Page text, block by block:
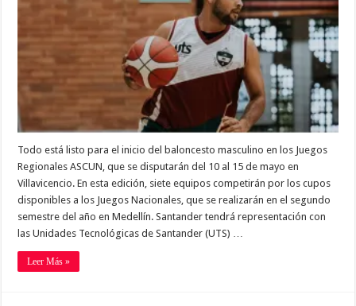
Todo está listo para el inicio del baloncesto masculino en los Juegos
Regionales ASCUN, que se disputarán del 10 al 15 de mayo en
Villavicencio. En esta edición, siete equipos competirán por los cupos
disponibles a los Juegos Nacionales, que se realizarán en el segundo
semestre del año en Medellín. Santander tendrá representación con
las Unidades Tecnológicas de Santander (UTS) …
Leer Más »